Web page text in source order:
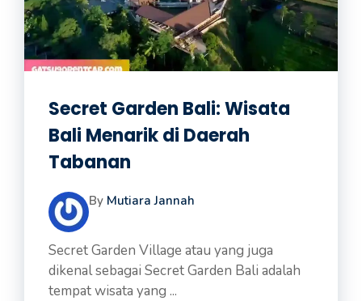
Secret Garden Bali: Wisata
Bali Menarik di Daerah
Tabanan
By Mutiara Jannah
Secret Garden Village atau yang juga
dikenal sebagai Secret Garden Bali adalah
tempat wisata yang ...